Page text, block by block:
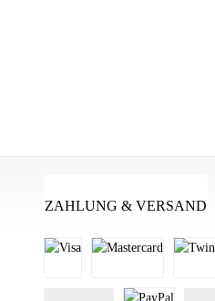
ZAHLUNG & VERSAND